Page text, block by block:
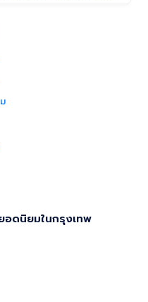
สิทธิ์
อดนิยมในกรุงเทพ